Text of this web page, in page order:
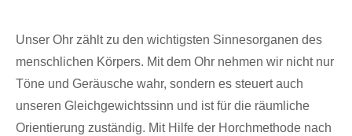
Unser Ohr zählt zu den wichtigsten Sinnesorganen des
menschlichen Körpers. Mit dem Ohr nehmen wir nicht nur
Töne und Geräusche wahr, sondern es steuert auch
unseren Gleichgewichtssinn und ist für die räumliche
Orientierung zuständig. Mit Hilfe der Horchmethode nach